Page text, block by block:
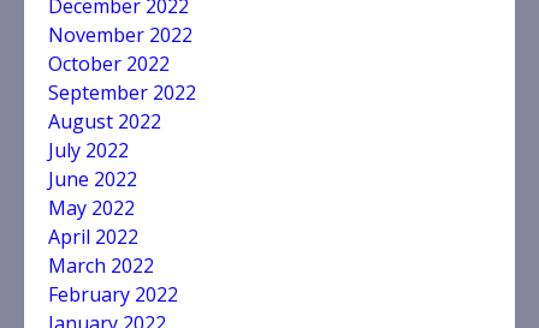
December 2022
November 2022
October 2022
September 2022
August 2022
July 2022
June 2022
May 2022
April 2022
March 2022
February 2022
4
5